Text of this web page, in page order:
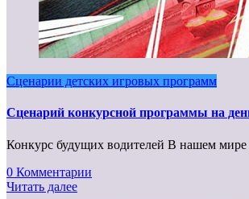
Сценарии детских игровых программ
Сценарий конкурсной программы на
Конкурс будущих водителей В нашем мире
0 Комментарии
Читать далее